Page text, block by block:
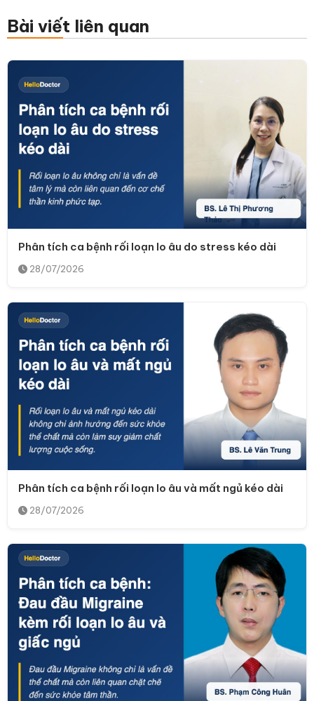
Bài viết liên quan
Phân tích ca bệnh rối loạn lo âu do stress kéo dài
28/07/2026
Phân tích ca bệnh rối loạn lo âu và mất ngủ kéo dài
28/07/2026